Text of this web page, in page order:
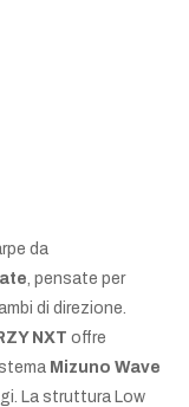
da
, pensate per
di direzione.
NXT offre
Mizuno Wave
La struttura Low